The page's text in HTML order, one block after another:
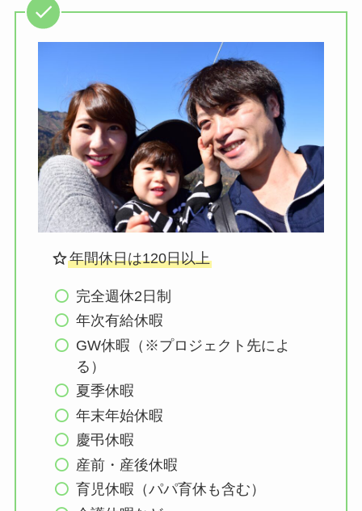
年間休日は120日以上
完全週休2日制
年次有給休暇
GW休暇（※プロジェクト先によ
る）
夏季休暇
年末年始休暇
慶弔休暇
産前・産後休暇
育児休暇（パパ育休も含む）